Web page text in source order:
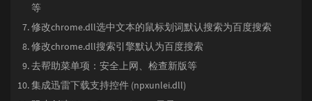
等
修改chrome.dll选中文本的鼠标划词默认搜索为百度搜索
修改chrome.dll搜索引擎默认为百度搜索
去帮助菜单项：安全上网、检查新版等
集成迅雷下载支持控件 (npxunlei.dll)